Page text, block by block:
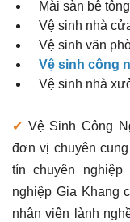
Mài sàn bê tông
Vệ sinh nhà
Vệ sinh văn
Vệ sinh công
Vệ sinh nhà
✔ Vệ Sinh Công
đơn vị chuyên
tín chuyên
nghiệp Gia Khang
nhân viên lành